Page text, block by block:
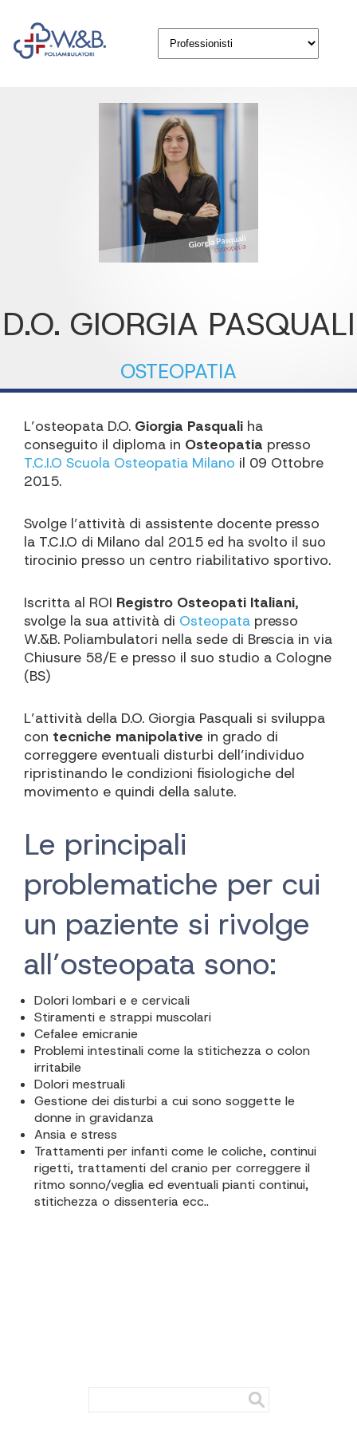
D.O. GIORGIA PASQUALI
OSTEOPATIA
L’osteopata D.O. Giorgia Pasquali ha
conseguito il diploma in Osteopatia presso
T.C.I.O Scuola Osteopatia Milano il 09 Ottobre
2015.
Svolge l’attività di assistente docente presso
la T.C.I.O di Milano dal 2015 ed ha svolto il suo
tirocinio presso un centro riabilitativo sportivo.
Iscritta al ROI Registro Osteopati Italiani,
svolge la sua attività di Osteopata presso
W.&B. Poliambulatori nella sede di Brescia in via
Chiusure 58/E e presso il suo studio a Cologne
(BS)
L’attività della D.O. Giorgia Pasquali si sviluppa
con tecniche manipolative in grado di
correggere eventuali disturbi dell’individuo
ripristinando le condizioni fisiologiche del
movimento e quindi della salute.
Le principali
problematiche per cui
un paziente si rivolge
all’osteopata sono:
Dolori lombari e e cervicali
Stiramenti e strappi muscolari
Cefalee emicranie
Problemi intestinali come la stitichezza o colon
irritabile
Dolori mestruali
Gestione dei disturbi a cui sono soggette le
donne in gravidanza
Ansia e stress
Trattamenti per infanti come le coliche, continui
rigetti, trattamenti del cranio per correggere il
ritmo sonno/veglia ed eventuali pianti continui,
stitichezza o dissenteria ecc..